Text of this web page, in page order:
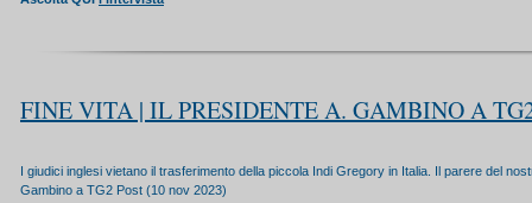
FINE VITA | IL PRESIDENTE A. GAMBINO A
I giudici inglesi vietano il trasferimento della piccola Indi Gregory in Italia. Il parere del
Gambino a TG2 Post (10 nov 2023)